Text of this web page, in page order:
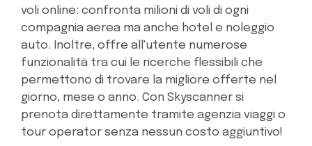
voli online: confronta milioni di voli di ogni
compagnia aerea ma anche hotel e noleggio
auto. Inoltre, offre all'utente numerose
funzionalità tra cui le ricerche flessibili che
permettono di trovare la migliore offerte nel
giorno, mese o anno. Con Skyscanner si
prenota direttamente tramite agenzia viaggi o
tour operator senza nessun costo aggiuntivo!